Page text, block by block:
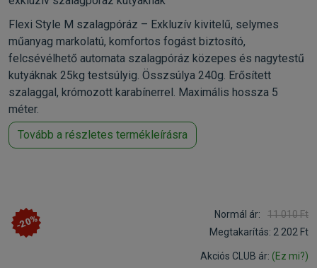
Flexi Style M szalagpóráz – Exkluzív kivitelű, selymes
műanyag markolatú, komfortos fogást biztosító,
felcsévélhető automata szalagpóráz közepes és nagytestű
kutyáknak 25kg testsúlyig. Összsúlya 240g. Erősített
szalaggal, krómozott karabínerrel. Maximális hossza 5
méter.
Tovább a részletes termékleírásra
-20% Normál ár:
11 010 Ft
Megtakarítás: 2 202 Ft
Akciós CLUB ár: (Ez mi?)